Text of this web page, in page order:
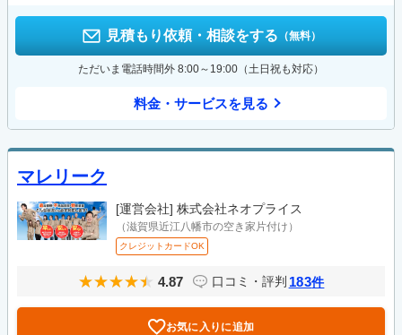
見積もり依頼・相談をする （無料）
ただいま電話時間外 8:00～19:00（土日祝も対応）
料金・サービスを見る
マレリーク
[運営会社] 株式会社ネオプライス
（滋賀県近江八幡市の空き家片付け）
クレジットカードOK
4.87 口コミ・評判 183件
お気に入りに追加